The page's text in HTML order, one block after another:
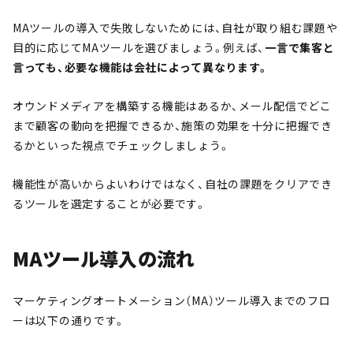
MAツールの導入で失敗しないためには、自社が取り組む課題や
目的に応じてMAツールを選びましょう。例えば、 一言で集客と
言っても、必要な機能は会社によって異なります。
オウンドメディアを構築する機能はあるか、メール配信でどこ
まで顧客の動向を把握できるか、施策の効果を十分に把握でき
るかといった視点でチェックしましょう。
機能性が高いからよいわけではなく、自社の課題をクリアでき
るツールを選定することが必要です。
MAツール導入の流れ
マーケティングオートメーション（MA）ツール導入までのフロ
ーは以下の通りです。